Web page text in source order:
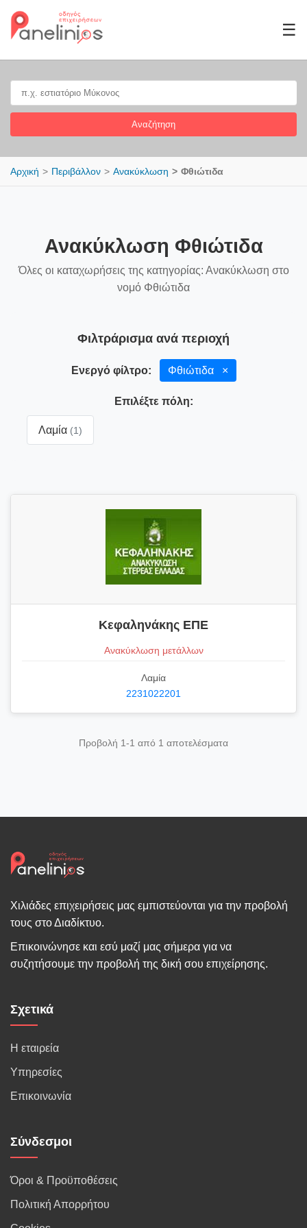
☰
Αναζήτηση
Αρχική Περιβάλλον Ανακύκλωση Φθιώτιδα
Ανακύκλωση Φθιώτιδα
Όλες οι καταχωρήσεις της κατηγορίας: Ανακύκλωση στο
νομό Φθιώτιδα
Φιλτράρισμα ανά περιοχή
Ενεργό φίλτρο: Φθιώτιδα ×
Επιλέξτε πόλη:
Λαμία (1)
Κεφαληνάκης ΕΠΕ
Ανακύκλωση μετάλλων
Λαμία
2231022201
Προβολή 1-1 από 1 αποτελέσματα
Χιλιάδες επιχειρήσεις μας εμπιστεύονται για την προβολή
τους στο Διαδίκτυο.
Επικοινώνησε και εσύ μαζί μας σήμερα για να
συζητήσουμε την προβολή της δική σου επιχείρησης.
Σχετικά
Η εταιρεία
Υπηρεσίες
Επικοινωνία
Σύνδεσμοι
Όροι & Προϋποθέσεις
Πολιτική Απορρήτου